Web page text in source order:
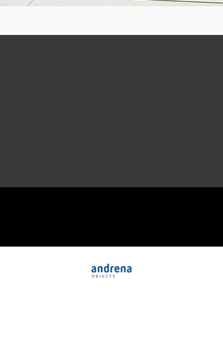
Sicherung des Wohlstands der